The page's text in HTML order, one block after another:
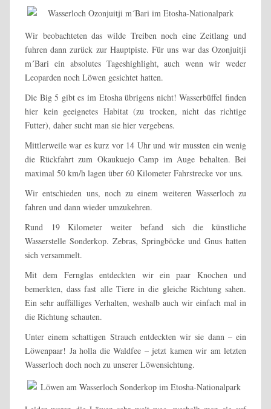
Wir beobachteten das wilde Treiben noch eine Zeitlang und
fuhren dann zurück zur Hauptpiste. Für uns war das Ozonjuitji
m´Bari ein absolutes Tageshighlight, auch wenn wir weder
Leoparden noch Löwen gesichtet hatten.
Die Big 5 gibt es im Etosha übrigens nicht! Wasserbüffel finden
hier kein geeignetes Habitat (zu trocken, nicht das richtige
Futter), daher sucht man sie hier vergebens.
Mittlerweile war es kurz vor 14 Uhr und wir mussten ein wenig
die Rückfahrt zum Okaukuejo Camp im Auge behalten. Bei
maximal 50 km/h lagen über 60 Kilometer Fahrstrecke vor uns.
Wir entschieden uns, noch zu einem weiteren Wasserloch zu
fahren und dann wieder umzukehren.
Rund 19 Kilometer weiter befand sich die künstliche
Wasserstelle Sonderkop. Zebras, Springböcke und Gnus hatten
sich versammelt.
Mit dem Fernglas entdeckten wir ein paar Knochen und
bemerkten, dass fast alle Tiere in die gleiche Richtung sahen.
Ein sehr auffälliges Verhalten, weshalb auch wir einfach mal in
die Richtung schauten.
Unter einem schattigen Strauch entdeckten wir sie dann – ein
Löwenpaar! Ja holla die Waldfee – jetzt kamen wir am letzten
Wasserloch doch noch zu unserer Löwensichtung.